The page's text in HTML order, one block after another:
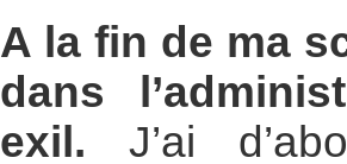
A la fin de ma
dans
exil. J’ai